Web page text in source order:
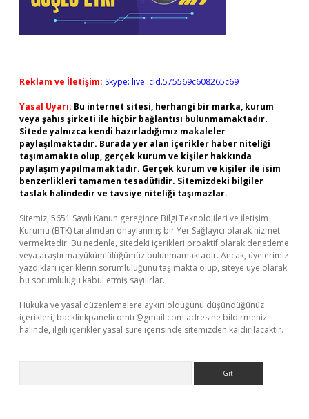
Reklam ve İletişim: Skype: live:.cid.575569c608265c69
Yasal Uyarı: Bu internet sitesi, herhangi bir marka, kurum
veya şahıs şirketi ile hiçbir bağlantısı bulunmamaktadır.
Sitede yalnızca kendi hazırladığımız makaleler
paylaşılmaktadır. Burada yer alan içerikler haber niteliği
taşımamakta olup, gerçek kurum ve kişiler hakkında
paylaşım yapılmamaktadır. Gerçek kurum ve kişiler ile isim
benzerlikleri tamamen tesadüfidir. Sitemizdeki bilgiler
taslak halindedir ve tavsiye niteliği taşımazlar.
Sitemiz, 5651 Sayılı Kanun gereğince Bilgi Teknolojileri ve İletişim
Kurumu (BTK) tarafından onaylanmış bir Yer Sağlayıcı olarak hizmet
vermektedir. Bu nedenle, sitedeki içerikleri proaktif olarak denetleme
veya araştırma yükümlülüğümüz bulunmamaktadır. Ancak, üyelerimiz
yazdıkları içeriklerin sorumluluğunu taşımakta olup, siteye üye olarak
bu sorumluluğu kabul etmiş sayılırlar.
Hukuka ve yasal düzenlemelere aykırı olduğunu düşündüğünüz
içerikleri, backlinkpanelicomtr@gmail.com adresine bildirmeniz
halinde, ilgili içerikler yasal süre içerisinde sitemizden kaldırılacaktır.